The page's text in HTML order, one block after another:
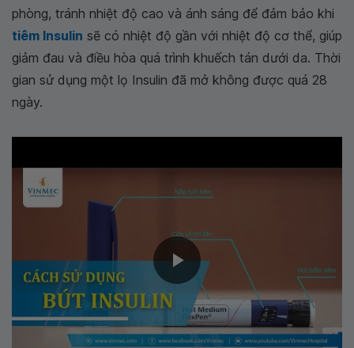
phòng, tránh nhiệt độ cao và ánh sáng để đảm bảo khi
tiêm Insulin sẽ có nhiệt độ gần với nhiệt độ cơ thể, giúp
giảm đau và điều hòa quá trình khuếch tán dưới da. Thời
gian sử dụng một lọ Insulin đã mở không được quá 28
ngày.